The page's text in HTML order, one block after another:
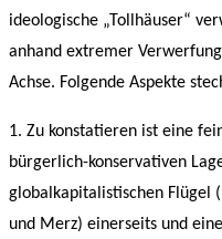
ideologische „Tollhäuser“
anhand extremer
Achse. Folgende Aspekte
1. Zu konstatieren ist eine
bürgerlich-konservativen
globalkapitalistischen Flügel
und Merz) einerseits und